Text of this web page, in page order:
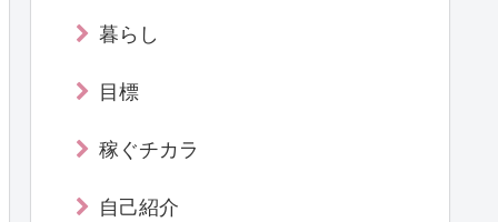
暮らし
目標
稼ぐチカラ
自己紹介